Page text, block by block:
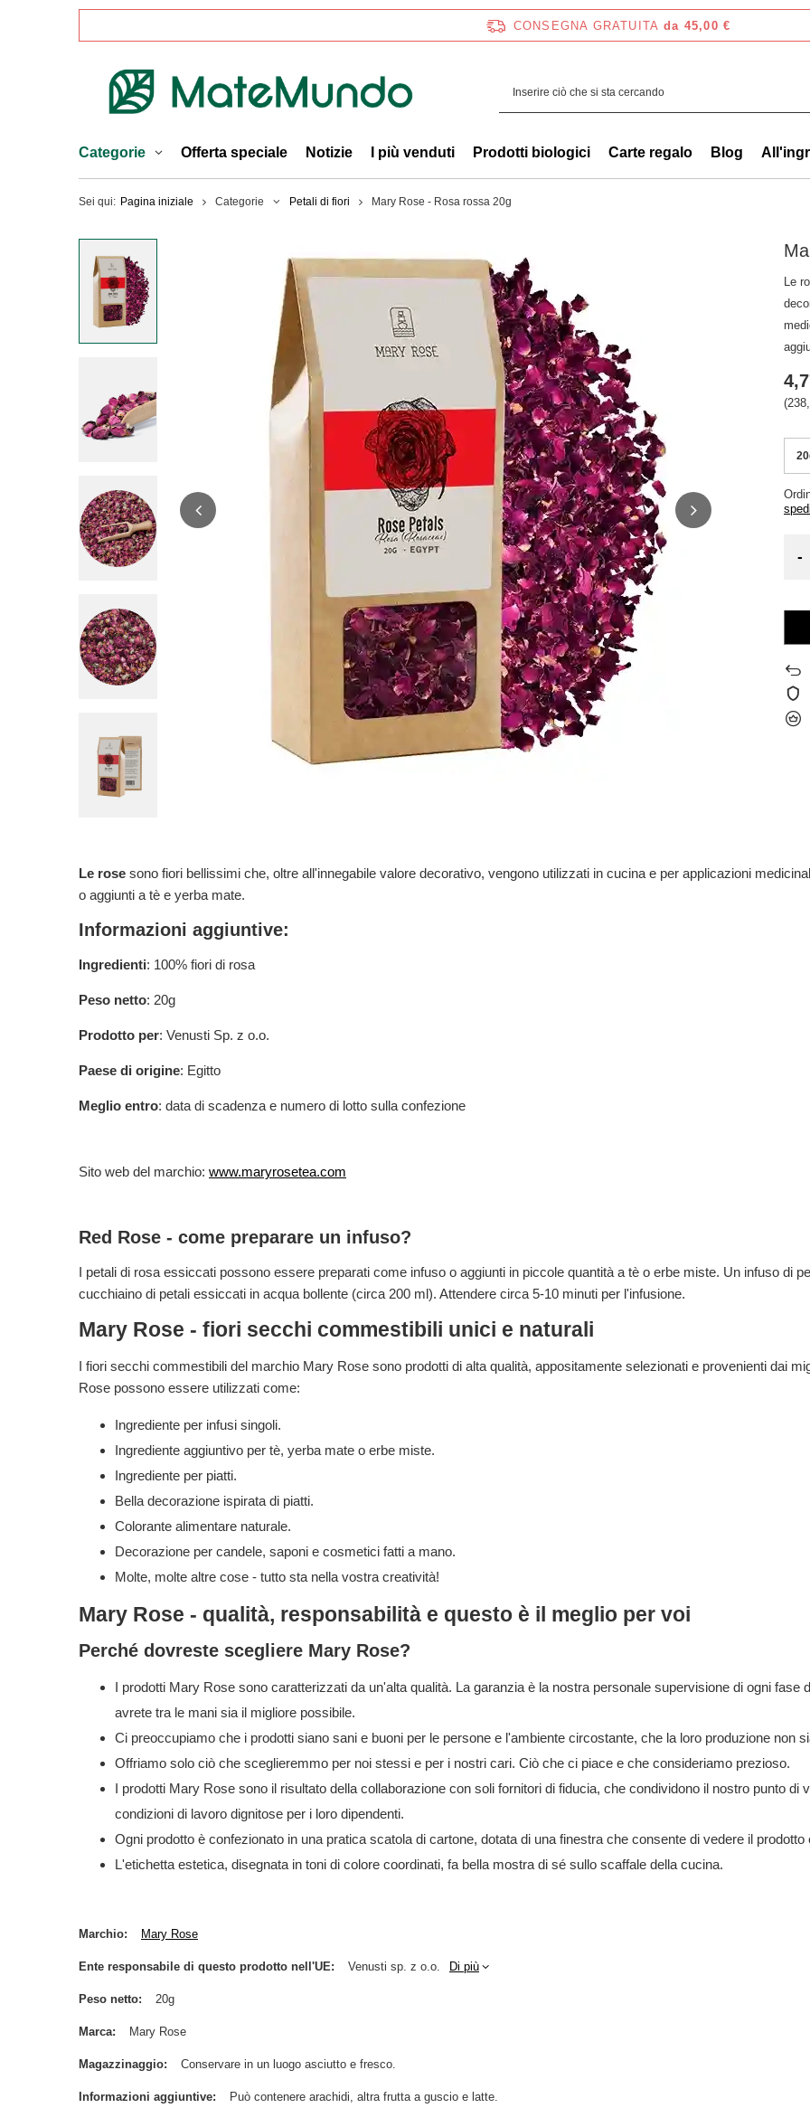
CONSEGNA GRATUITA da 45,00 €
Categorie Offerta speciale Notizie I più venduti Prodotti biologici Carte regalo Blog
Sei qui: Pagina iniziale Categorie Petali di fiori Mary Rose - Rosa rossa 20g
Le
-
Le rose sono fiori bellissimi che, oltre all'innegabile valore decorativo, vengono utilizzati in cucina e per applicazioni
o aggiunti a tè e yerba mate.
Informazioni aggiuntive:
Ingredienti: 100% fiori di rosa
Peso netto: 20g
Prodotto per: Venusti Sp. z o.o.
Paese di origine: Egitto
Meglio entro: data di scadenza e numero di lotto sulla confezione
Sito web del marchio: www.maryrosetea.com
Red Rose - come preparare un infuso?
I petali di rosa essiccati possono essere preparati come infuso o aggiunti in piccole quantità a tè o erbe miste. Un infuso di
cucchiaino di petali essiccati in acqua bollente (circa 200 ml). Attendere circa 5-10 minuti per l'infusione.
Mary Rose - fiori secchi commestibili unici e naturali
I fiori secchi commestibili del marchio Mary Rose sono prodotti di alta qualità, appositamente selezionati e provenienti dai
Rose possono essere utilizzati come:
Ingrediente per infusi singoli.
Ingrediente aggiuntivo per tè, yerba mate o erbe miste.
Ingrediente per piatti.
Bella decorazione ispirata di piatti.
Colorante alimentare naturale.
Decorazione per candele, saponi e cosmetici fatti a mano.
Molte, molte altre cose - tutto sta nella vostra creatività!
Mary Rose - qualità, responsabilità e questo è il meglio per voi
Perché dovreste scegliere Mary Rose?
I prodotti Mary Rose sono caratterizzati da un'alta qualità. La garanzia è la nostra personale supervisione di ogni
avrete tra le mani sia il migliore possibile.
Ci preoccupiamo che i prodotti siano sani e buoni per le persone e l'ambiente circostante, che la loro produzione non
Offriamo solo ciò che sceglieremmo per noi stessi e per i nostri cari. Ciò che ci piace e che consideriamo prezioso.
I prodotti Mary Rose sono il risultato della collaborazione con soli fornitori di fiducia, che condividono il nostro punto di
condizioni di lavoro dignitose per i loro dipendenti.
Ogni prodotto è confezionato in una pratica scatola di cartone, dotata di una finestra che consente di vedere il
L'etichetta estetica, disegnata in toni di colore coordinati, fa bella mostra di sé sullo scaffale della cucina.
Marchio Mary Rose
Ente responsabile di questo prodotto nell'UE Venusti sp. z o.o. Di più
Peso netto 20g
Marca Mary Rose
Magazzinaggio Conservare in un luogo asciutto e fresco.
Informazioni aggiuntive Può contenere arachidi, altra frutta a guscio e latte.